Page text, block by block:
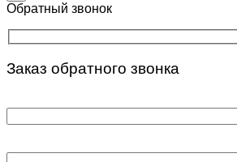
Обратный звонок
Заказ обратного звонка